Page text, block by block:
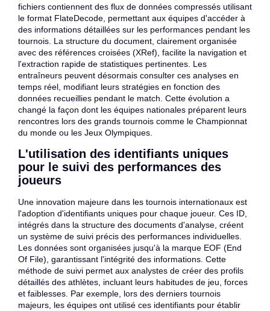
fichiers contiennent des flux de données compressés utilisant
le format FlateDecode, permettant aux équipes d'accéder à
des informations détaillées sur les performances pendant les
tournois. La structure du document, clairement organisée
avec des références croisées (XRef), facilite la navigation et
l'extraction rapide de statistiques pertinentes. Les
entraîneurs peuvent désormais consulter ces analyses en
temps réel, modifiant leurs stratégies en fonction des
données recueillies pendant le match. Cette évolution a
changé la façon dont les équipes nationales préparent leurs
rencontres lors des grands tournois comme le Championnat
du monde ou les Jeux Olympiques.
L'utilisation des identifiants uniques
pour le suivi des performances des
joueurs
Une innovation majeure dans les tournois internationaux est
l'adoption d'identifiants uniques pour chaque joueur. Ces ID,
intégrés dans la structure des documents d'analyse, créent
un système de suivi précis des performances individuelles.
Les données sont organisées jusqu'à la marque EOF (End
Of File), garantissant l'intégrité des informations. Cette
méthode de suivi permet aux analystes de créer des profils
détaillés des athlètes, incluant leurs habitudes de jeu, forces
et faiblesses. Par exemple, lors des derniers tournois
majeurs, les équipes ont utilisé ces identifiants pour établir